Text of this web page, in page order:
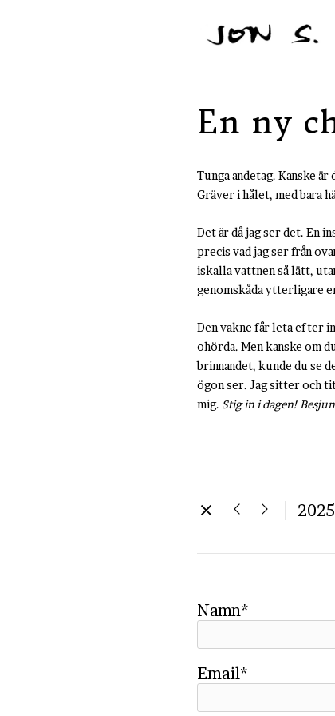
En ny
Tunga andetag. Kanske
Gräver i hålet, med bara
Det är då jag ser det. En
precis vad jag ser från
iskalla vattnen så lätt,
genomskåda ytterligare
Den vakne får leta efter
ohörda. Men kanske om
brinnandet, kunde du se
ögon ser. Jag sitter och
mig. Stig in i dagen!
Namn*
Email*